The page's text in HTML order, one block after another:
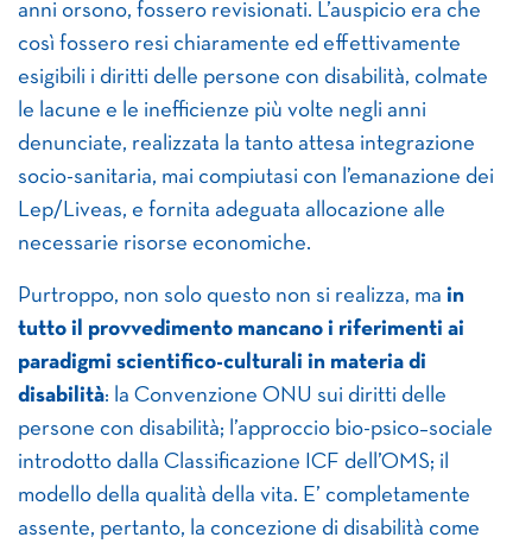
anni orsono, fossero revisionati. L’auspicio era che
così fossero resi chiaramente ed effettivamente
esigibili i diritti delle persone con disabilità, colmate
le lacune e le inefficienze più volte negli anni
denunciate, realizzata la tanto attesa integrazione
socio-sanitaria, mai compiutasi con l’emanazione dei
Lep/Liveas, e fornita adeguata allocazione alle
necessarie risorse economiche.
Purtroppo, non solo questo non si realizza, ma in
tutto il provvedimento mancano i riferimenti ai
paradigmi scientifico-culturali in materia di
disabilità: la Convenzione ONU sui diritti delle
persone con disabilità; l’approccio bio-psico–sociale
introdotto dalla Classificazione ICF dell’OMS; il
modello della qualità della vita. E’ completamente
assente, pertanto, la concezione di disabilità come